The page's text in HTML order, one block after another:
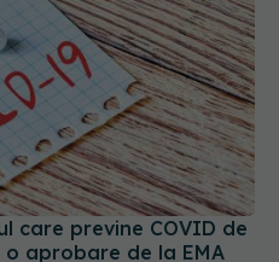
care previne COVID de
aprobare de la EMA